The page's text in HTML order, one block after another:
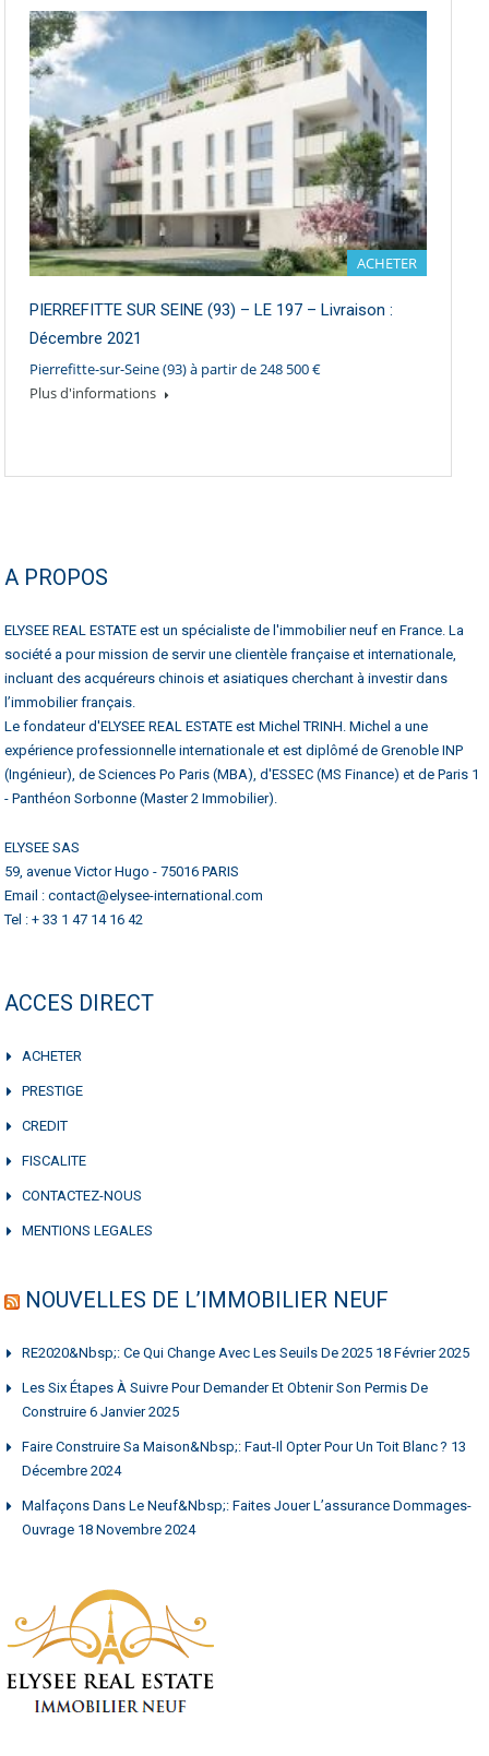
ACHETER
PIERREFITTE SUR SEINE (93) – LE 197 – Livraison :
Décembre 2021
Pierrefitte-sur-Seine (93) à partir de 248 500 €
Plus d'informations
A PROPOS
ELYSEE REAL ESTATE est un spécialiste de l'immobilier neuf en France. La
société a pour mission de servir une clientèle française et internationale,
incluant des acquéreurs chinois et asiatiques cherchant à investir dans
l’immobilier français.
Le fondateur d'ELYSEE REAL ESTATE est Michel TRINH. Michel a une
expérience professionnelle internationale et est diplômé de Grenoble INP
(Ingénieur), de Sciences Po Paris (MBA), d'ESSEC (MS Finance) et de Paris 1
- Panthéon Sorbonne (Master 2 Immobilier).
ELYSEE SAS
59, avenue Victor Hugo - 75016 PARIS
Email : contact@elysee-international.com
Tel : + 33 1 47 14 16 42
ACCES DIRECT
ACHETER
PRESTIGE
CREDIT
FISCALITE
CONTACTEZ-NOUS
MENTIONS LEGALES
NOUVELLES DE L’IMMOBILIER NEUF
RE2020&nbsp;: Ce Qui Change Avec Les Seuils De 2025 18 Février 2025
Les Six Étapes À Suivre Pour Demander Et Obtenir Son Permis De
Construire 6 Janvier 2025
Faire Construire Sa Maison&nbsp;: Faut-Il Opter Pour Un Toit Blanc ? 13
Décembre 2024
Malfaçons Dans Le Neuf&nbsp;: Faites Jouer L’assurance Dommages-
Ouvrage 18 Novembre 2024